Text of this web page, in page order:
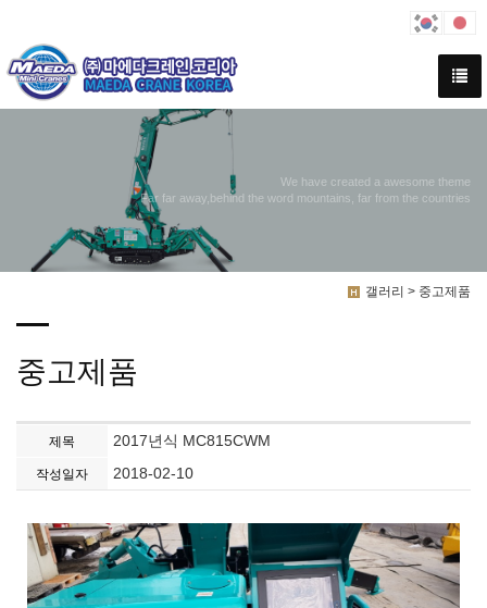
We have created a awesome theme
Far far away,behind the word mountains, far from the countries
갤러리 > 중고제품
중고제품
제목 2017년식 MC815CWM
작성일자 2018-02-10